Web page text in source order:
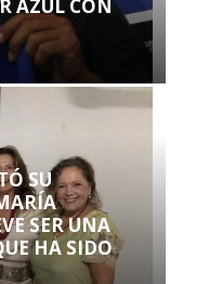
AZUL CON
SU
SER UNA
HA SIDO